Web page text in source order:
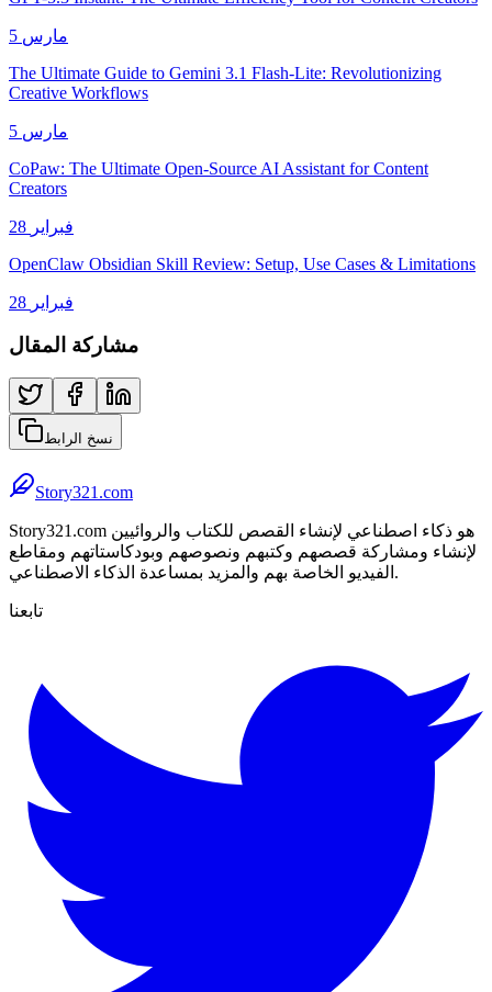
5 مارس
The Ultimate Guide to Gemini 3.1 Flash-Lite: Revolutionizing
Creative Workflows
5 مارس
CoPaw: The Ultimate Open-Source AI Assistant for Content
Creators
28 فبراير
OpenClaw Obsidian Skill Review: Setup, Use Cases & Limitations
28 فبراير
مشاركة المقال
نسخ الرابط
Story321.com
Story321.com هو ذكاء اصطناعي لإنشاء القصص للكتاب والروائيين
لإنشاء ومشاركة قصصهم وكتبهم ونصوصهم وبودكاستاتهم ومقاطع
الفيديو الخاصة بهم والمزيد بمساعدة الذكاء الاصطناعي.
تابعنا